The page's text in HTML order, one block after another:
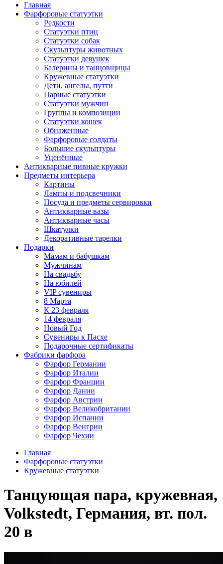
Главная
Фарфоровые статуэтки
Редкости
Cтатуэтки птиц
Cтатуэтки собак
Скульптуры животных
Статуэтки девушек
Балерины и танцовщицы
Кружевные статуэтки
Дети, ангелы, путти
Парные статуэтки
Статуэтки мужчин
Группы и композиции
Статуэтки кошек
Обнаженные
Фарфоровые солдаты
Большие скульптуры
Уценённые
Антикварные пивные кружки
Предметы интерьера
Картины
Лампы и подсвечники
Посуда и предметы сервировки
Антикварные вазы
Антикварные часы
Шкатулки
Декоративные тарелки
Подарки
Мамам и бабушкам
Мужчинам
На свадьбу
На юбилей
VIP сувениры
8 Марта
К 23 февраля
14 февраля
Новый Год
Сувениры к Пасхе
Подарочные сертификаты
Фабрики фарфора
Фарфор Германии
Фарфор Италии
Фарфор Франции
Фарфор Дании
Фарфор Австрии
Фарфор Великобритании
Фарфор Испании
Фарфор Венгрии
Фарфор Чехии
Главная
Фарфоровые статуэтки
Кружевные статуэтки
Танцующая пара, кружевная,
Volkstedt, Германия, вт. пол.
20 в